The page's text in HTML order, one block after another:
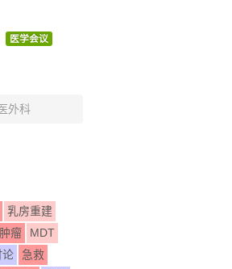
医学会议
外科
乳房重建
肿瘤
MDT
论
急救